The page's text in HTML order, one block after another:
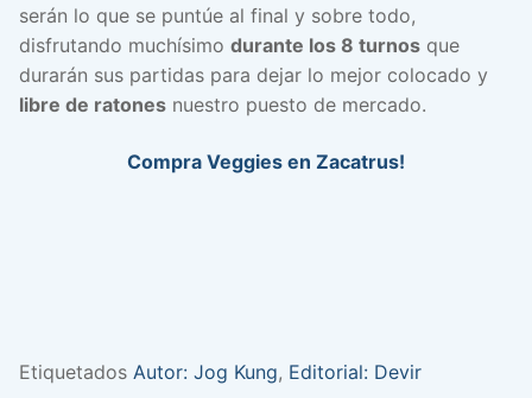
serán lo que se puntúe al final y sobre todo,
disfrutando muchísimo durante los 8 turnos que
durarán sus partidas para dejar lo mejor colocado y
libre de ratones nuestro puesto de mercado.
Compra Veggies en Zacatrus!
Etiquetados Autor: Jog Kung, Editorial: Devir